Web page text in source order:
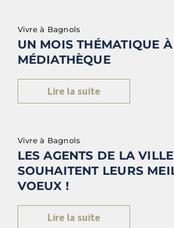
UN MOIS THÉMATIQUE
MÉDIATHÈQUE
Vivre à Bagnols
Lire la suite
LES AGENTS DE LA
SOUHAITENT LEURS
VOEUX !
Vivre à Bagnols
Lire la suite